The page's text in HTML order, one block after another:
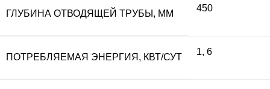
ГЛУБИНА ОТВОДЯЩЕЙ ТРУБЫ, ММ
450
ПОТРЕБЛЯЕМАЯ ЭНЕРГИЯ, КВТ/СУТ
1, 6